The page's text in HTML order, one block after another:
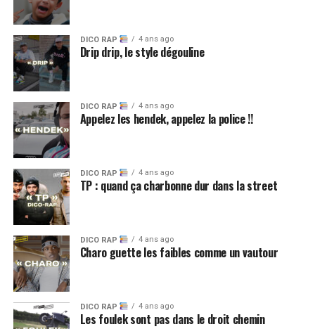
DICO RAP 4 ans ago
Drip drip, le style dégouline
DICO RAP 4 ans ago
Appelez les hendek, appelez la police !!
DICO RAP 4 ans ago
TP : quand ça charbonne dur dans la street
DICO RAP 4 ans ago
Charo guette les faibles comme un vautour
DICO RAP 4 ans ago
Les foulek sont pas dans le droit chemin